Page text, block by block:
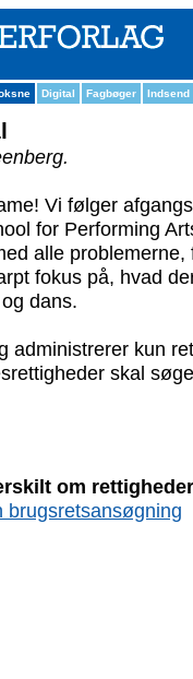
Digital Fagbøger Indsend
Vi følger
for Performing
alle
fokus på, hvad
dans.
administrerer kun
skal
om
brugsretsansøgning